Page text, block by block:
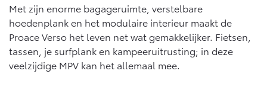
Met zijn enorme bagageruimte, verstelbare
hoedenplank en het modulaire interieur maakt de
Proace Verso het leven net wat gemakkelijker. Fietsen,
tassen, je surfplank en kampeeruitrusting; in deze
veelzijdige MPV kan het allemaal mee.